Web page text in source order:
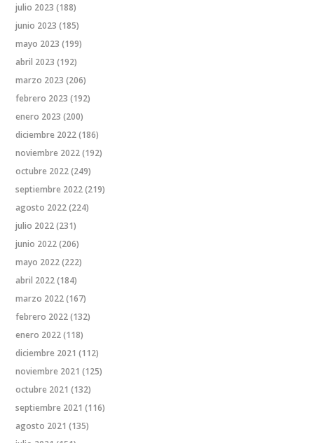
julio 2023 (188)
junio 2023 (185)
mayo 2023 (199)
abril 2023 (192)
marzo 2023 (206)
febrero 2023 (192)
enero 2023 (200)
diciembre 2022(186)
noviembre 2022(192)
octubre 2022(249)
septiembre 2022(219)
agosto 2022(224)
julio 2022(231)
junio 2022(206)
mayo 2022(222)
abril 2022(184)
marzo 2022(167)
febrero 2022(132)
enero 2022(118)
diciembre 2021 (112)
noviembre 2021 (125)
octubre 2021 (132)
septiembre 2021 (116)
agosto 2021 (135)